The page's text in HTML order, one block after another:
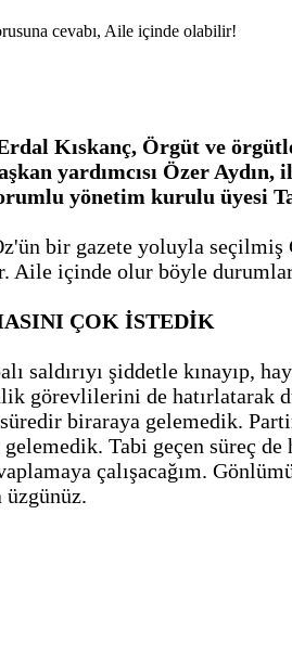
Kıskanç, Örgüt ve
yardımcısı Özer Aydın,
yönetim kurulu üyesi
bir gazete yoluyla
içinde olur böyle durumlar"
ÇOK İSTEDİK
saldırıyı şiddetle kınayıp,
görevlilerini de hatırlatarak
biraraya gelemedik.
Tabi geçen süreç
çalışacağım.
üzgünüz.